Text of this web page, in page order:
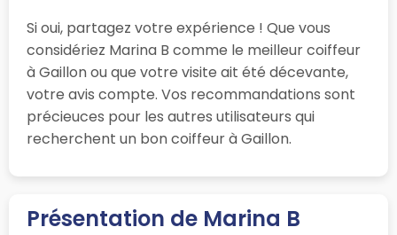
Si oui, partagez votre expérience ! Que vous
considériez Marina B comme le meilleur coiffeur
à Gaillon ou que votre visite ait été décevante,
votre avis compte. Vos recommandations sont
précieuces pour les autres utilisateurs qui
recherchent un bon coiffeur à Gaillon.
Présentation de Marina B